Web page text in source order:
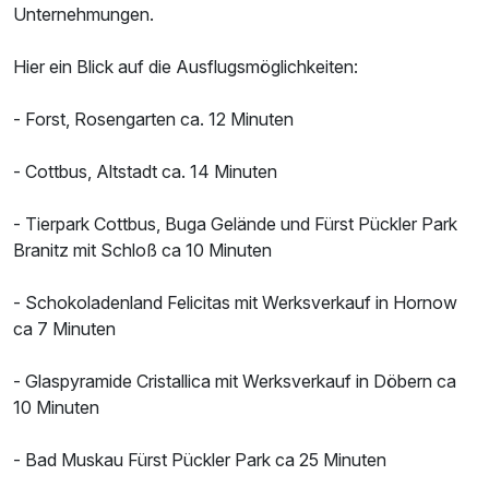
Unternehmungen.
Hier ein Blick auf die Ausflugsmöglichkeiten:
- Forst, Rosengarten ca. 12 Minuten
- Cottbus, Altstadt ca. 14 Minuten
- Tierpark Cottbus, Buga Gelände und Fürst Pückler Park
Branitz mit Schloß ca 10 Minuten
- Schokoladenland Felicitas mit Werksverkauf in Hornow
ca 7 Minuten
- Glaspyramide Cristallica mit Werksverkauf in Döbern ca
10 Minuten
- Bad Muskau Fürst Pückler Park ca 25 Minuten